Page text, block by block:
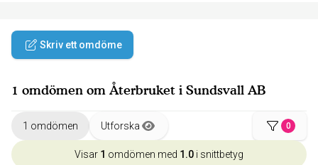
Skriv ett omdöme
1 omdömen om Återbruket i Sundsvall AB
1 omdömen Utforska 0
Visar 1 omdömen med 1.0 i snittbetyg